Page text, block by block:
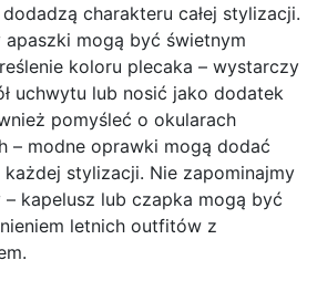
charakteru całej stylizacji.
apaszki mogą być świetnym
koloru plecaka – wystarczy
uchwytu lub nosić jako dodatek
pomyśleć o okularach
– modne oprawki mogą dodać
stylizacji. Nie zapominajmy
– kapelusz lub czapka mogą być
letnich outfitów z